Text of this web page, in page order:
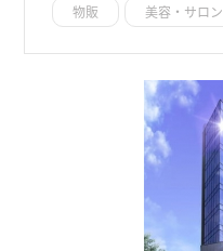
物販 美容・サロン